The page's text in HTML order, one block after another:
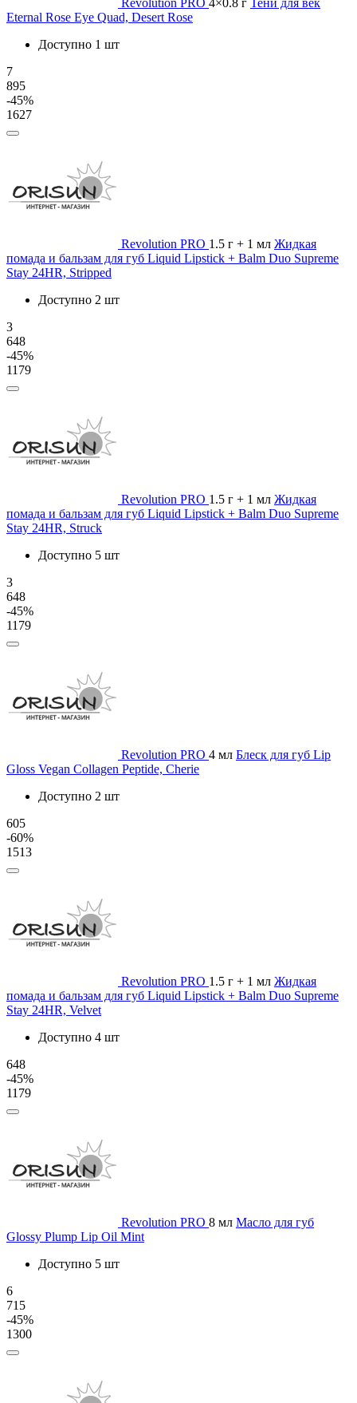
Eternal Rose Eye Quad, Desert Rose
Доступно 1 шт
7
895
-45%
1627
Revolution PRO 1.5 г + 1 мл Жидкая
помада и бальзам для губ Liquid Lipstick + Balm Duo Supreme
Stay 24HR, Stripped
Доступно 2 шт
3
648
-45%
1179
Revolution PRO 1.5 г + 1 мл Жидкая
помада и бальзам для губ Liquid Lipstick + Balm Duo Supreme
Stay 24HR, Struck
Доступно 5 шт
3
648
-45%
1179
Revolution PRO 4 мл Блеск для губ Lip
Gloss Vegan Collagen Peptide, Cherie
Доступно 2 шт
605
-60%
1513
Revolution PRO 1.5 г + 1 мл Жидкая
помада и бальзам для губ Liquid Lipstick + Balm Duo Supreme
Stay 24HR, Velvet
Доступно 4 шт
648
-45%
1179
Revolution PRO 8 мл Масло для губ
Glossy Plump Lip Oil Mint
Доступно 5 шт
6
715
-45%
1300